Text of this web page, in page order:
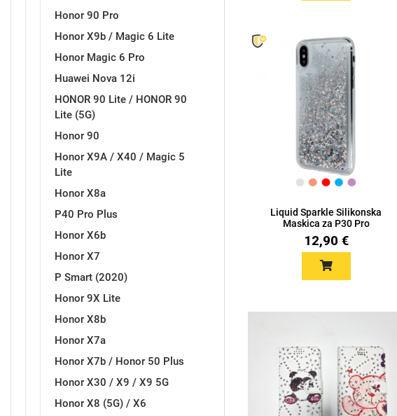
Honor 90 Pro
Honor X9b / Magic 6 Lite
Honor Magic 6 Pro
Huawei Nova 12i
HONOR 90 Lite / HONOR 90
Lite (5G)
Honor 90
Honor X9A / X40 / Magic 5
Lite
Honor X8a
P40 Pro Plus
Honor X6b
Honor X7
P Smart (2020)
Honor 9X Lite
Honor X8b
Honor X7a
Honor X7b / Honor 50 Plus
Honor X30 / X9 / X9 5G
Honor X8 (5G) / X6
Liquid Sparkle Silikonska
Maskica za P30 Pro
12,90 €
Svemirska kolekcija
Love motivi
Quotes Collection